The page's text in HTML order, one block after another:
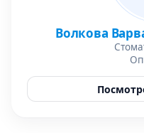
Волкова